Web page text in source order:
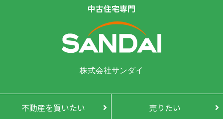
中古住宅専門
株式会社サンダイ
不動産を買いたい 売りたい